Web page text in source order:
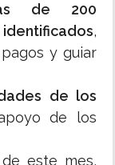
de 200
,
y guiar
de los
de los
este mes,